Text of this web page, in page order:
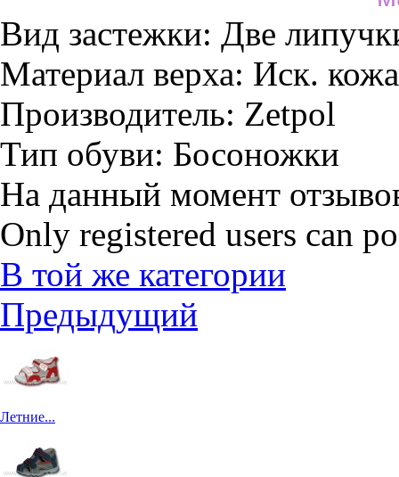
Вид застежки: Две
Материал верха: Иск.
Производитель: Zetpol
Тип обуви: Босоножки
На данный момент
Only registered users can
В той же категории
Предыдущий
Летние...